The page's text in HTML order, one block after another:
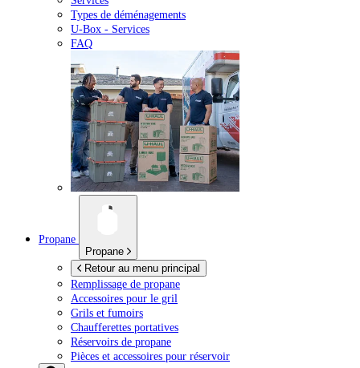
Types de déménagements
U-Box - Services
FAQ
Propane
Propane
Retour au menu principal
Remplissage de propane
Accessoires pour le gril
Grils et fumoirs
Chaufferettes portatives
Réservoirs de propane
Pièces et accessoires pour réservoir